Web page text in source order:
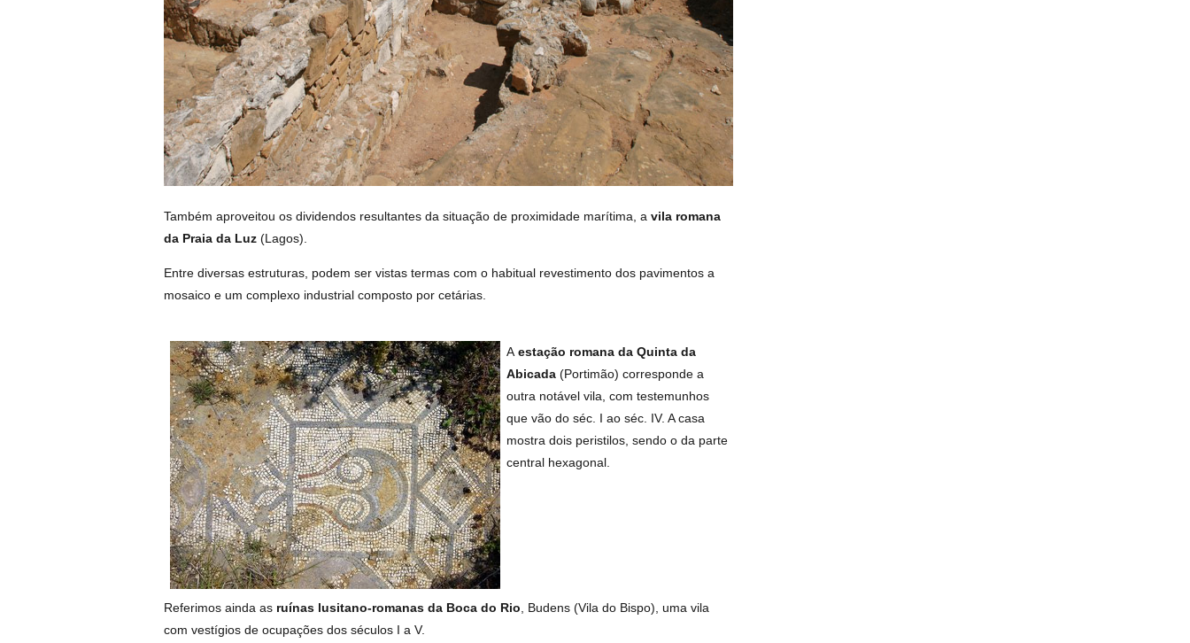
Também aproveitou os dividendos resultantes da situação de proximidade marítima, a vila romana
da Praia da Luz(Lagos).
Entre diversas estruturas, podem ser vistas termas com o habitual revestimento dos pavimentos a
mosaico e um complexo industrial composto por cetárias.
Aestação romana da Quinta da
Abicada (Portimão) corresponde a
outra notável vila, com testemunhos
que vão do séc. I ao séc. IV. A casa
mostra dois peristilos, sendo o da parte
central hexagonal.
Referimos ainda as ruínas lusitano-romanas da Boca do Rio, Budens (Vila do Bispo), uma vila
com vestígios de ocupações dos séculos I a V.